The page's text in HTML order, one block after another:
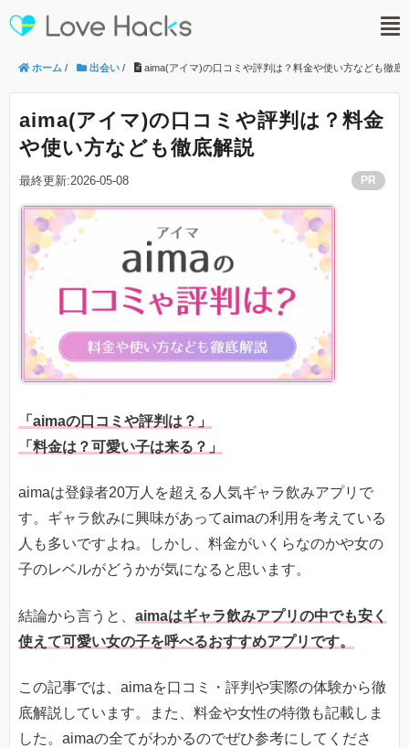
ホーム / 出会い / aima(アイマ)の口コミや評判は？料金や使い方なども徹底
aima(アイマ)の口コミや評判は？料金
や使い方なども徹底解説
最終更新:2026-05-08 PR
「aimaの口コミや評判は？」
「料金は？可愛い子は来る？」
aimaは登録者20万人を超える人気ギャラ飲みアプリで
す。ギャラ飲みに興味があってaimaの利用を考えている
人も多いですよね。しかし、料金がいくらなのかや女の
子のレベルがどうかが気になると思います。
結論から言うと、 aimaはギャラ飲みアプリの中でも安く
使えて可愛い女の子を呼べるおすすめアプリです。
この記事では、aimaを口コミ・評判や実際の体験から徹
底解説しています。また、料金や女性の特徴も記載しま
した。aimaの全てがわかるのでぜひ参考にしてくださ